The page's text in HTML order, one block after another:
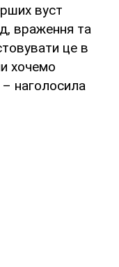
вуст
враження та
це в
хочемо
наголосила